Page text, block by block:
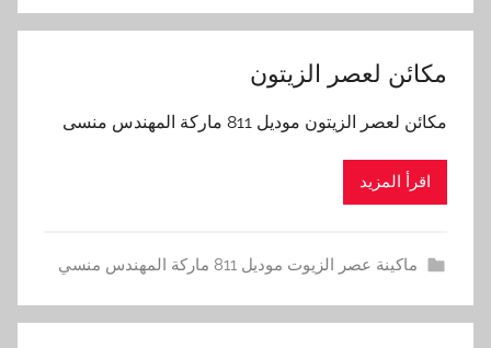
مكائن لعصر الزيتون
مكائن لعصر الزيتون موديل 811 ماركة المهندس منسى
اقرأ المزيد
ماكينة عصر الزيوت موديل 811 ماركة المهندس منسي